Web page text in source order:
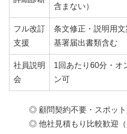
含まない）
フル改訂
支援
条文修正・説明用文
基署届出書類含む
社員説明
会
1回あたり60分・オ
ン可
◎ 顧問契約不要・スポット
◎ 他社見積もり比較歓迎